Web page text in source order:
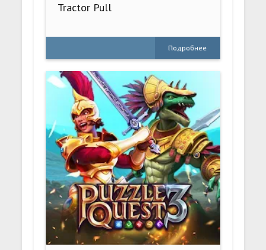
Tractor Pull
Подробнее